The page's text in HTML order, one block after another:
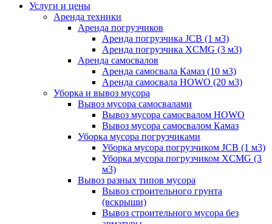
Услуги и цены
Аренда техники
Аренда погрузчиков
Аренда погрузчика JCB (1 м3)
Аренда погрузчика XCMG (3 м3)
Аренда самосвалов
Аренда самосвала Камаз (10 м3)
Аренда самосвала HOWO (20 м3)
Уборка и вывоз мусора
Вывоз мусора самосвалами
Вывоз мусора самосвалом HOWO
Вывоз мусора самосвалом Камаз
Уборка мусора погрузчиками
Уборка мусора погрузчиком JCB (1 м3)
Уборка мусора погрузчиком XCMG (3
м3)
Вывоз разных типов мусора
Вывоз строительного грунта
(вскрыши)
Вывоз строительного мусора без